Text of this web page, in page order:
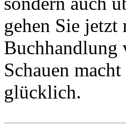
gehen Sie
Buchhandlung
Schauen
glücklich.